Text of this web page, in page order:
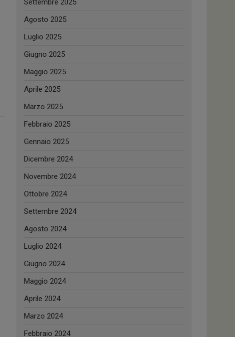
Agosto 2025
Luglio 2025
Giugno 2025
Maggio 2025
Aprile 2025
Marzo 2025
Febbraio 2025
Gennaio 2025
Dicembre 2024
Novembre 2024
Ottobre 2024
Settembre 2024
Agosto 2024
Luglio 2024
Giugno 2024
Maggio 2024
Aprile 2024
Marzo 2024
Febbraio 2024